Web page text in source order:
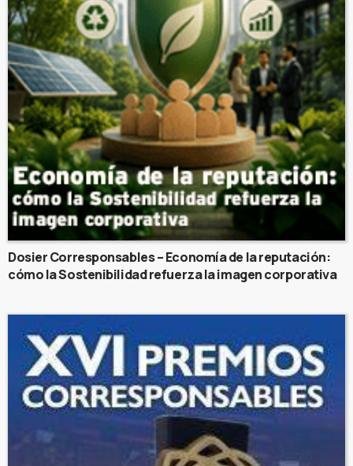
Dosier Corresponsables – Economía de la reputación:
cómo la Sostenibilidad refuerza la imagen corporativa